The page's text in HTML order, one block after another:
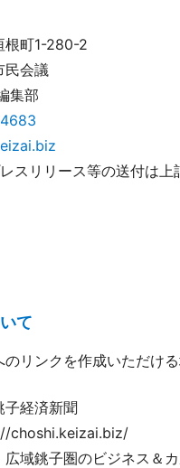
根町1-280-2
民会議
集部
スリリース等の送付は上
て
のリンクを作成いただけ
経済新聞
choshi.keizai.biz/
域銚子圏のビジネス＆